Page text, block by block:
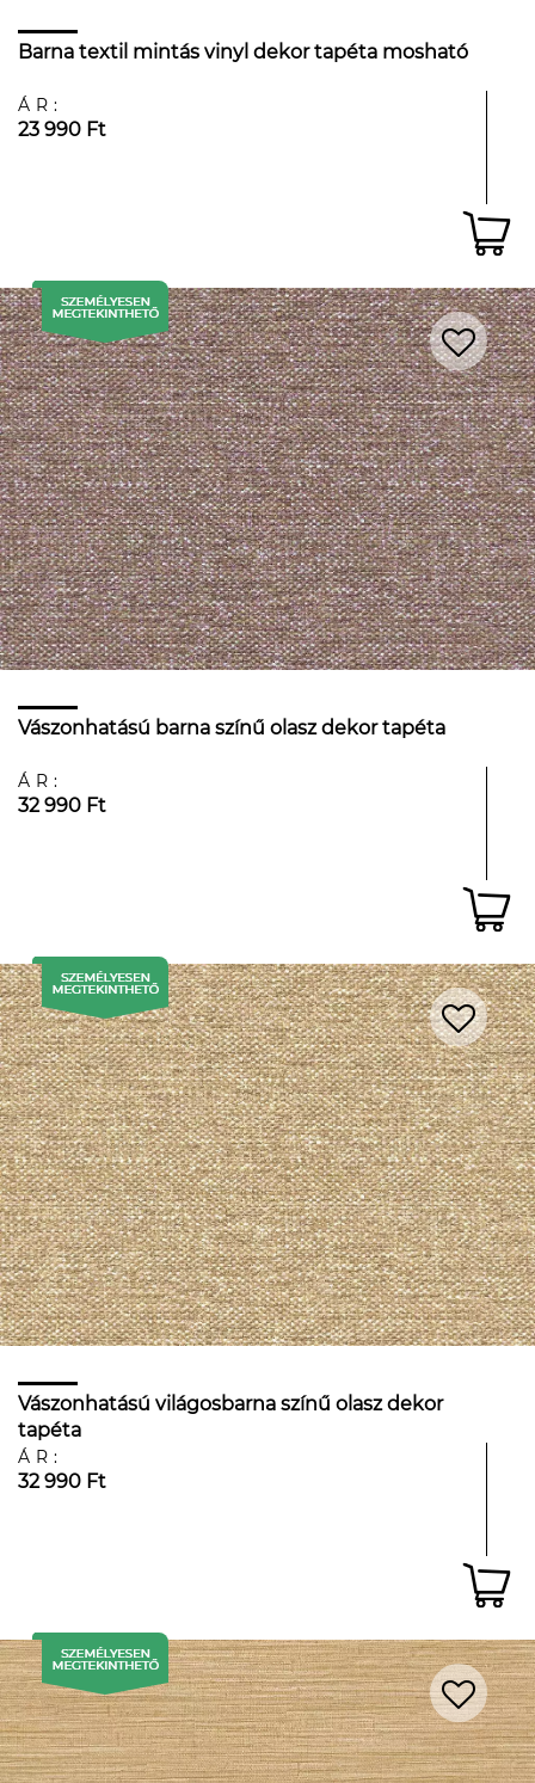
Barna textil mintás vinyl dekor tapéta mosható
ÁR:
23 990 Ft
Vászonhatású barna színű olasz dekor tapéta
ÁR:
32 990 Ft
Vászonhatású világosbarna színű olasz dekor
tapéta
ÁR:
32 990 Ft